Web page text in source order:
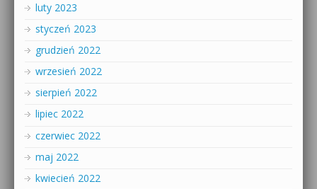
luty 2023
styczeń 2023
grudzień 2022
wrzesień 2022
sierpień 2022
lipiec 2022
czerwiec 2022
maj 2022
kwiecień 2022